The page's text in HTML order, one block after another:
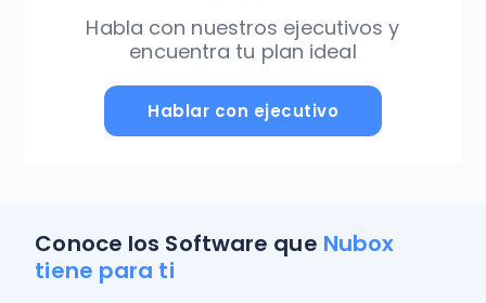
Habla con nuestros ejecutivos y
encuentra tu plan ideal
Hablar con ejecutivo
Conoce los Software que Nubox
tiene para ti